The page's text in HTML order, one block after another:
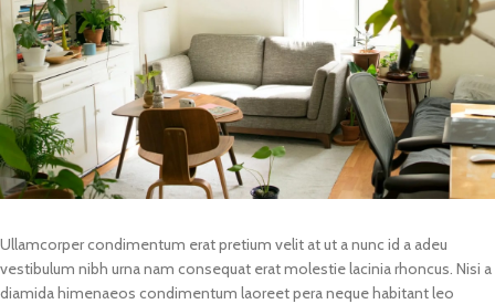
Ullamcorper condimentum erat pretium velit at ut a nunc id a adeu
vestibulum nibh urna nam consequat erat molestie lacinia rhoncus. Nisi a
diamida himenaeos condimentum laoreet pera neque habitant leo